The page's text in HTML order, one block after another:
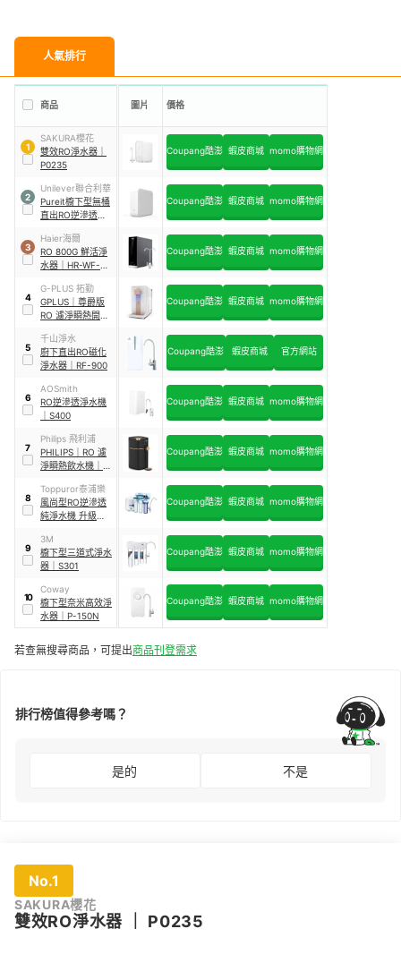
人氣排行
商品 圖片 價格
1
SAKURA櫻花
雙效RO淨水器
P0235
Coupang酷澎 蝦皮商城 momo購物網
2
Unilever聯合利華
Pureit櫥下型無桶
直出RO逆滲透淨
Coupang酷澎 蝦皮商城 momo購物網
3
Haier海爾
RO 800G 鮮活淨
水器
HR-WF-
Coupang酷澎 蝦皮商城 momo購物網
4
G-PLUS 拓勤
GPLUS
尊爵版
RO 濾淨瞬熱開飲
W02HR+／GP-
W02HR
Coupang酷澎 蝦皮商城 momo購物網
5
千山淨水
廚下直出RO磁化
淨水器
RF-900
Coupang酷澎 蝦皮商城 官方網站
6
AOSmith
RO逆滲透淨水機
S400
Coupang酷澎 蝦皮商城 momo購物網
7
Philips 飛利浦
PHILIPS
RO 濾
淨瞬熱飲水機
Coupang酷澎 蝦皮商城 momo購物網
8
Toppuror泰浦樂
風尚型RO逆滲透
純淨水機 升級版
Coupang酷澎 蝦皮商城 momo購物網
9
3M
櫥下型三道式淨水
器
S301
Coupang酷澎 蝦皮商城 momo購物網
10
Coway
櫥下型奈米高效淨
水器
P-150N
Coupang酷澎 蝦皮商城 momo購物網
若查無搜尋商品，可提出商品刊登需求
排行榜值得參考嗎？
是的 不是
No.1
SAKURA櫻花
雙效RO淨水器 P0235